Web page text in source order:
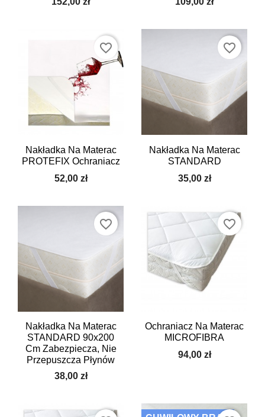
Nakładka Na Materac
PROTEFIX Ochraniacz
52,00 zł
favorite_border
Nakładka Na Materac
STANDARD
35,00 zł
favorite_border
Nakładka Na Materac
STANDARD 90x200
Cm Zabezpiecza, Nie
Przepuszcza Płynów
38,00 zł
favorite_border
Ochraniacz Na Materac
MICROFIBRA
94,00 zł
favorite_border